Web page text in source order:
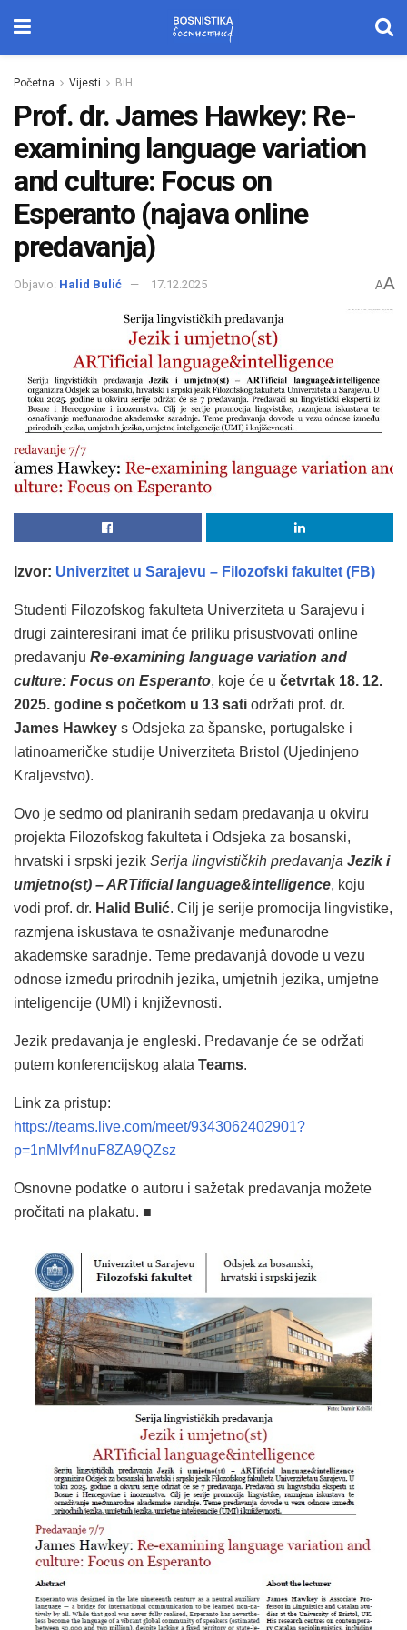
Početna Vijesti BiH
Prof. dr. James Hawkey: Re-
examining language variation
and culture: Focus on
Esperanto (najava online
predavanja)
Objavio: Halid Bulić 17.12.2025 AA
Izvor: Univerzitet u Sarajevu – Filozofski fakultet (FB)
Studenti Filozofskog fakulteta Univerziteta u Sarajevu i
drugi zainteresirani imat će priliku prisustvovati online
predavanju Re-examining language variation and
culture: Focus on Esperanto, koje će u četvrtak 18. 12.
2025. godine s početkom u 13 sati održati prof. dr.
James Hawkey s Odsjeka za španske, portugalske i
latinoameričke studije Univerziteta Bristol (Ujedinjeno
Kraljevstvo).
Ovo je sedmo od planiranih sedam predavanja u okviru
projekta Filozofskog fakulteta i Odsjeka za bosanski,
hrvatski i srpski jezik Serija lingvističkih predavanja Jezik i
umjetno(st) – ARTificial language&intelligence, koju
vodi prof. dr. Halid Bulić. Cilj je serije promocija lingvistike,
razmjena iskustava te osnaživanje međunarodne
akademske saradnje. Teme predavanjâ dovode u vezu
odnose između prirodnih jezika, umjetnih jezika, umjetne
inteligencije (UMI) i književnosti.
Jezik predavanja je engleski. Predavanje će se održati
putem konferencijskog alata Teams.
Link za pristup:
https://teams.live.com/meet/9343062402901?
p=1nMIvf4nuF8ZA9QZsz
Osnovne podatke o autoru i sažetak predavanja možete
pročitati na plakatu. ■